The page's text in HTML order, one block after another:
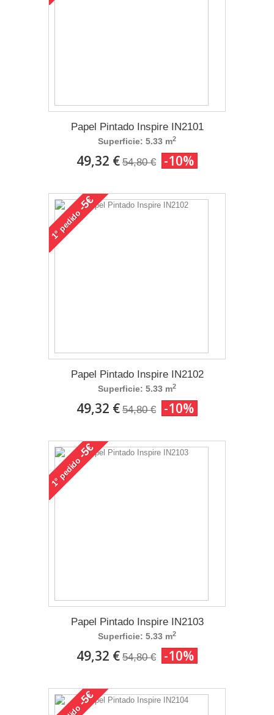
Papel Pintado Inspire IN2101
Superficie: 5.33 m2
49,32 € 54,80 € -10%
1°
pedido
-5€
Papel Pintado Inspire IN2102
Superficie: 5.33 m2
49,32 € 54,80 € -10%
1°
pedido
-5€
Papel Pintado Inspire IN2103
Superficie: 5.33 m2
49,32 € 54,80 € -10%
-5€